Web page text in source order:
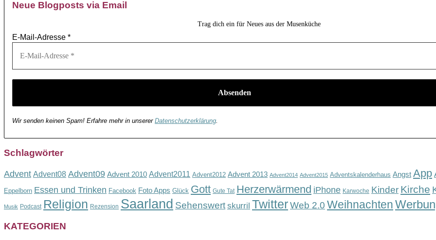
Neue Blogposts via Email
Trag dich ein für Neues aus der Musenküche
E-Mail-Adresse *
Wir senden keinen Spam! Erfahre mehr in unserer Datenschutzerklärung.
Schlagwörter
Advent Advent08 Advent09 Advent 2010 Advent2011 Advent2012 Advent 2013 Advent2014 Advent2015 Adventskalenderhaus Angst App
Eppelborn Essen und Trinken Facebook Foto Apps Glück Gott Gute Tat Herzerwärmend iPhone Karwoche Kinder Kirche
Musik Podcast Religion Rezension Saarland Sehenswert skurril TwitterWeb 2.0 Weihnachten
KATEGORIEN